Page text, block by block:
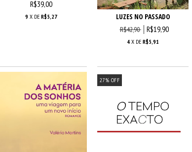
R$39,00
9 X DER$5,27 LUZES NO PASSADO
R$42,90 R$19,90
4 X DER$5,91
27% OFF